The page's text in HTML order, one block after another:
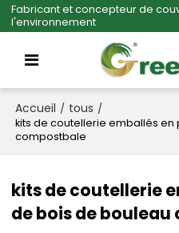
Fabricant et concepteur de
l'environnement
Accueil / tous /
kits de coutellerie emballés
compostbale
kits de coutellerie
de bois de